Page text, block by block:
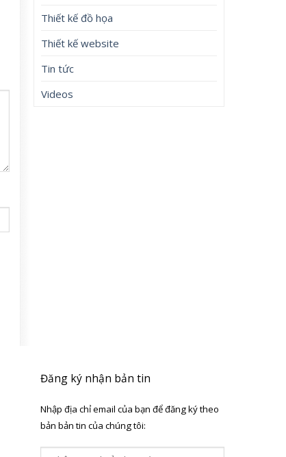
Thiết kế đồ họa
Thiết kế website
Tin tức
Videos
Đăng ký nhận bản tin
Nhập địa chỉ email của bạn để đăng ký theo
bản bản tin của chúng tôi: